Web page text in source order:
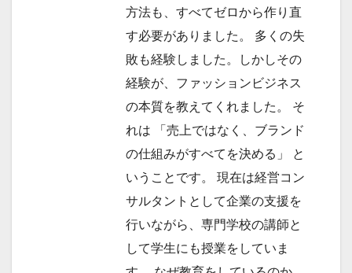
方法も、すべてゼロから作り直
す必要がありました。 多くの失
敗も経験しました。しかしその
経験が、ファッションビジネス
の本質を教えてくれました。 そ
れは 「売上ではなく、ブランド
の仕組みがすべてを決める」 と
いうことです。 現在は経営コン
サルタントとして企業の支援を
行いながら、専門学校の講師と
して学生にも授業をしていま